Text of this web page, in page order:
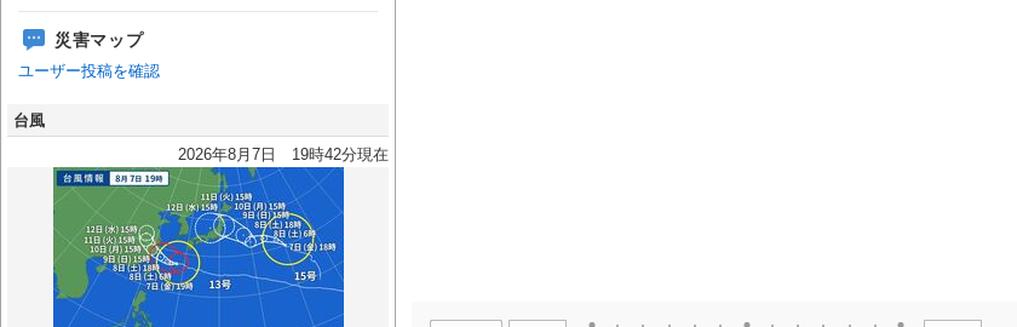
災害マップ
ユーザー投稿を確認
台風
2026年8月7日 19時42分現在